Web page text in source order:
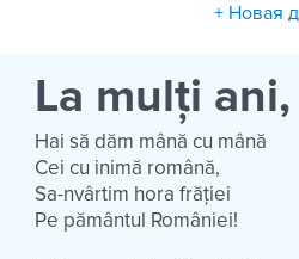
+ Новая
La mulți
Hai să dăm mână cu mână
Cei cu inimă română,
Sa-nvârtim hora frăției
Pe pământul României!